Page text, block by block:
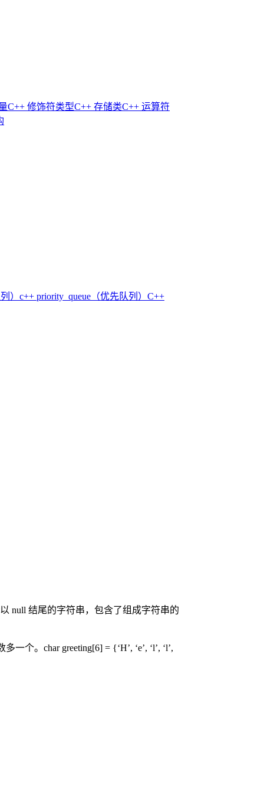
C++ 修饰符类型C++ 存储类C++ 运算符
） c++ priority_queue（优先队列） C++
null 结尾的字符串，包含了组成字符串的
一个。 char greeting[6] = {‘H’, ‘e’, ‘l’, ‘l’,